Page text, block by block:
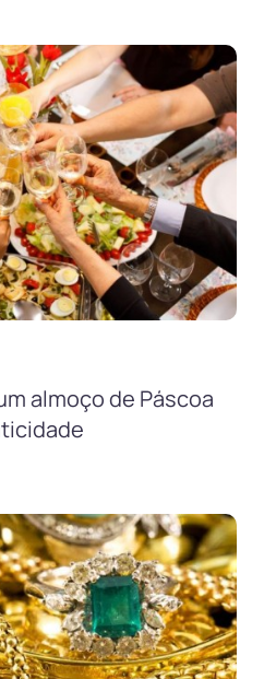
almoço de Páscoa